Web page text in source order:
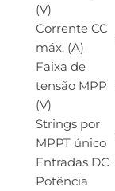
(V)
Corrente CC
máx. (A)
Faixa de
tensão MPP
(V)
Strings por
MPPT único
Entradas DC
Potência